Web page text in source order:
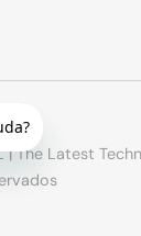
| The Latest